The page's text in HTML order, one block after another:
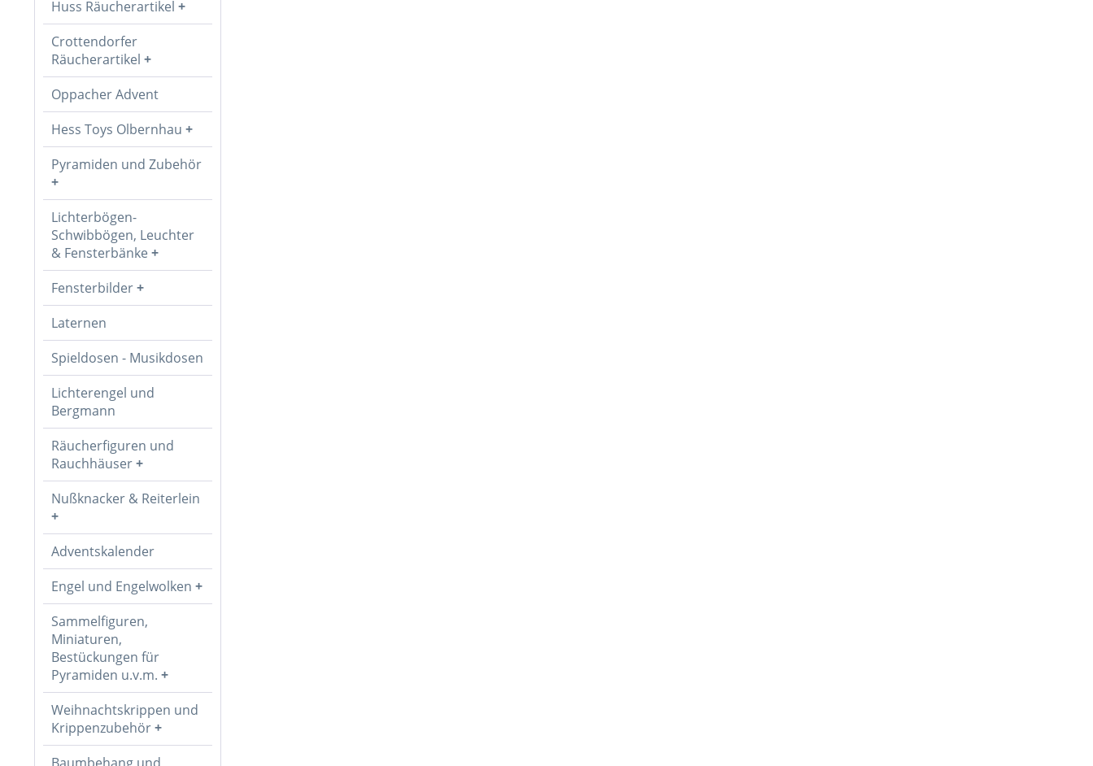
Huss Räucherartikel
Crottendorfer
Räucherartikel
Oppacher Advent
Hess Toys Olbernhau
Pyramiden und Zubehör
Lichterbögen-
Schwibbögen, Leuchter
& Fensterbänke
Fensterbilder
Laternen
Spieldosen - Musikdosen
Lichterengel und
Bergmann
Räucherfiguren und
Rauchhäuser
Nußknacker & Reiterlein
Adventskalender
Engel und Engelwolken
Sammelfiguren,
Miniaturen,
Bestückungen für
Pyramiden u.v.m.
Weihnachtskrippen und
Krippenzubehör